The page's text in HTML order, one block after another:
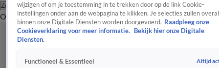
Zoeken
OverzichtEntertainmentSpraakmakendRealityCrimeVideo's
wijzigen of om je toestemming in te trekken door op de link Cookie-
instellingen onder aan de webpagina te klikken. Je selecties zullen overal
binnen onze Digitale Diensten worden doorgevoerd. Raadpleeg onze
Cookieverklaring voor meer informatie.
Bekijk hier onze Digitale
Diensten.
Functioneel & Essentieel Altijd